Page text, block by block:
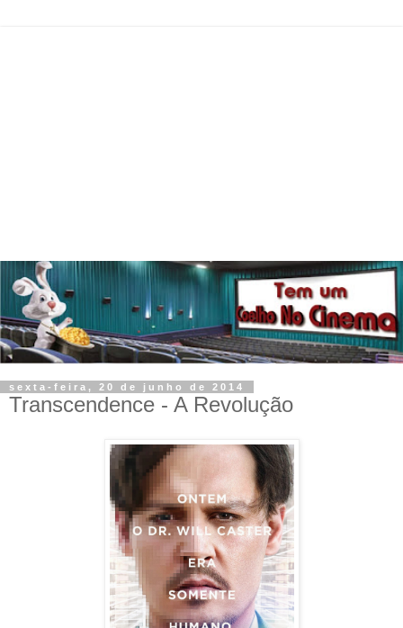
sexta-feira, 20 de junho de 2014
Transcendence - A Revolução